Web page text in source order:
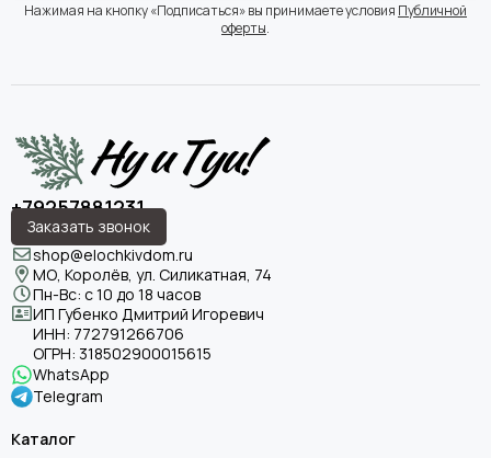
Нажимая на кнопку «Подписаться» вы принимаете условия Публичной
оферты.
+79257881231
Заказать звонок
shop@elochkivdom.ru
МО, Королёв, ул. Силикатная, 74
Пн-Вс: с 10 до 18 часов
ИП Губенко Дмитрий Игоревич
ИНН: 772791266706
ОГРН: 318502900015615
WhatsApp
Telegram
Каталог